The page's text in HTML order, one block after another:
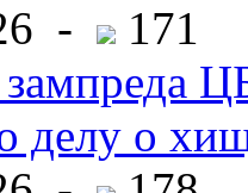
-
171
делу о